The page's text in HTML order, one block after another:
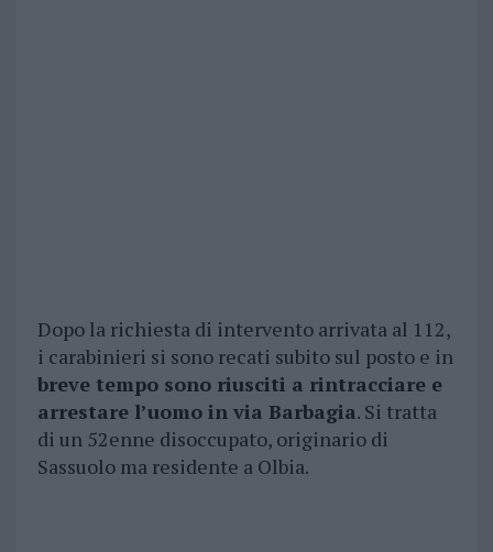
Dopo la richiesta di intervento arrivata al 112,
i carabinieri si sono recati subito sul posto e in
breve tempo sono riusciti a rintracciare e
arrestare l’uomo in via Barbagia. Si tratta
di un 52enne disoccupato, originario di
Sassuolo ma residente a Olbia.